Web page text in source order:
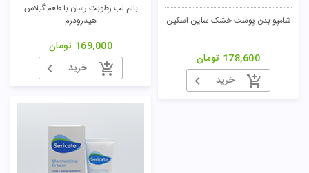
شامپو بدن پوست خشک ساین اسکین
178,600 تومان
خرید
بالم لب رطوبت رسان با طعم گیلاس
هیدرودرم
169,000 تومان
خرید